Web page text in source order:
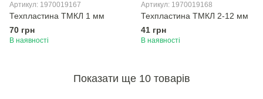
Артикул: 1970019167
Техпластина ТМКЛ 1 мм
70 грн
В наявності
Артикул: 1970019168
Техпластина ТМКЛ 2-12 мм
41 грн
В наявності
Показати ще 10 товарів